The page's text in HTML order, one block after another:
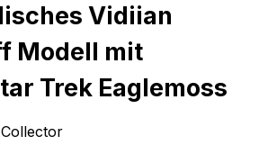
Vidiian
Modell mit
Trek Eaglemoss